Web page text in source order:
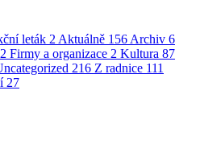
leták 2 Aktuálně 156 Archiv 6
Firmy a organizace 2 Kultura 87
216 Z radnice 111
27